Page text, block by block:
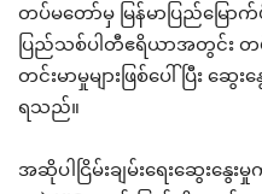
တပ်မတော်မှ မြန်မာပြည်မြော
ပြည်သစ်ပါတီဧရိယာအတွင်း တပ်
တင်းမာမှုများဖြစ်ပေါ်ပြီး ဆွေ
ရသည်။
အဆိုပါငြိမ်းချမ်းရေးဆွေးနွ